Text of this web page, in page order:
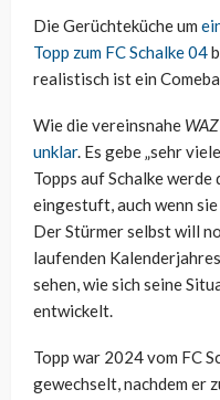
Die Gerüchteküche um
Topp zum FC Schalke 04
realistisch ist ein
Wie die vereinsnahe WAZ
unklar. Es gebe „sehr
Topps auf Schalke werde
eingestuft, auch wenn
Der Stürmer selbst will
laufenden
sehen, wie sich seine
entwickelt.
Topp war 2024 vom FC
gewechselt, nachdem er